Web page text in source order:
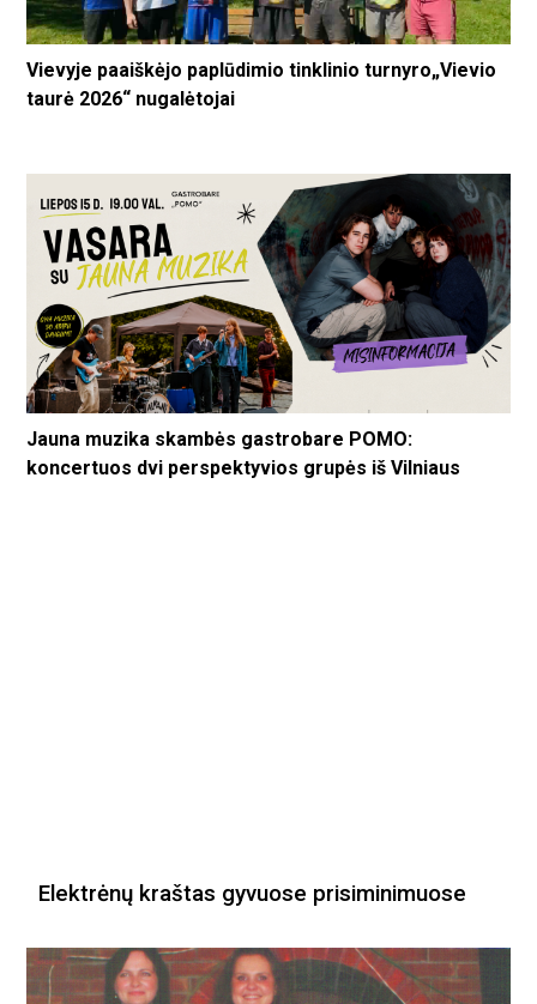
Vievyje paaiškėjo paplūdimio tinklinio turnyro„Vievio
taurė 2026“ nugalėtojai
Jauna muzika skambės gastrobare POMO:
koncertuos dvi perspektyvios grupės iš Vilniaus
Elektrėnų kraštas gyvuose prisiminimuose